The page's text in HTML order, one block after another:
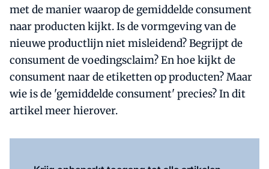
met de manier waarop de gemiddelde consument
naar producten kijkt. Is de vormgeving van de
nieuwe productlijn niet misleidend? Begrijpt de
consument de voedingsclaim? En hoe kijkt de
consument naar de etiketten op producten? Maar
wie is de 'gemiddelde consument' precies? In dit
artikel meer hierover.